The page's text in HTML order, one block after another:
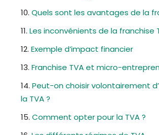
Quels sont les avantages de la
Les inconvénients de la franchise
Exemple d’impact financier
Franchise TVA et micro-
Peut-on choisir volontairement
la TVA ?
Comment opter pour la TVA ?